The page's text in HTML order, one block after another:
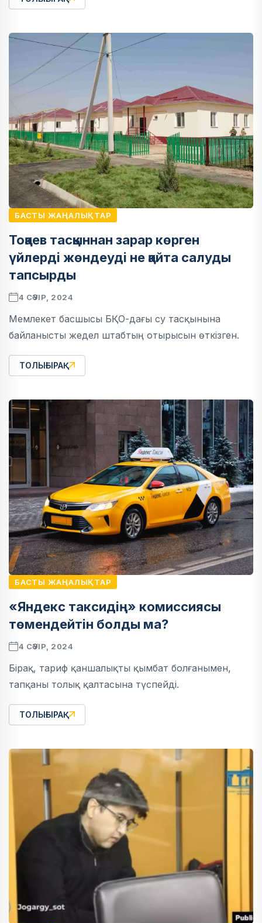
БАСТЫ ЖАҢАЛЫҚТАР
Тоқаев тасқыннан зарар көрген
үйлерді жөндеуді не қайта салуды
тапсырды
4 СӘУІР, 2024
Мемлекет басшысы БҚО-дағы су тасқынына
байланысты жедел штабтың отырысын өткізген.
ТОЛЫҒЫРАҚ
БАСТЫ ЖАҢАЛЫҚТАР
«Яндекс таксидің» комиссиясы
төмендейтін болды ма?
4 СӘУІР, 2024
Бірақ, тариф қаншалықты қымбат болғанымен,
тапқаны толық қалтасына түспейді.
ТОЛЫҒЫРАҚ